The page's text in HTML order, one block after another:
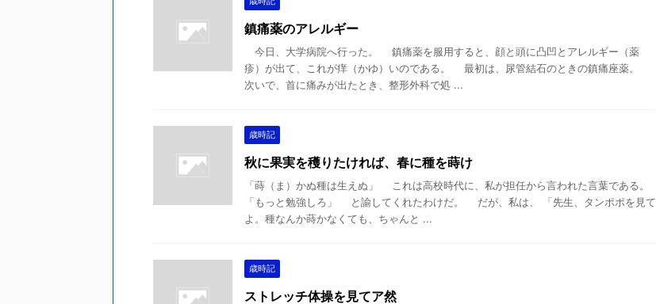
鎮痛薬のアレルギー
今日、大学病院へ行った。 鎮痛薬を服用すると、顔と頭に凸凹とアレルギー（薬
疹）が出て、これが痒（かゆ）いのである。 最初は、尿管結石のときの鎮痛座薬。
次いで、首に痛みが出たとき、整形外科で処 ...
歳時記
秋に果実を穫りたければ、春に種を蒔け
「蒔（ま）かぬ種は生えぬ」 これは高校時代に、私が担任から言われた言葉である。
「もっと勉強しろ」 と諭してくれたわけだ。 だが、私は、 「先生、タンポポを見て
よ。種なんか蒔かなくても、ちゃんと ...
歳時記
ストレッチ体操を見てア然